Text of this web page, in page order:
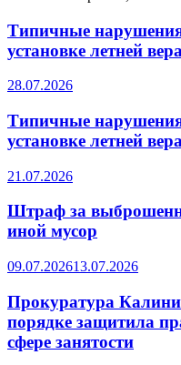
Типичные
установке летней
28.07.2026
Типичные
установке летней
21.07.2026
Штраф за
иной мусор
09.07.202613.07.2026
Прокуратура
порядке защитила
сфере занятости